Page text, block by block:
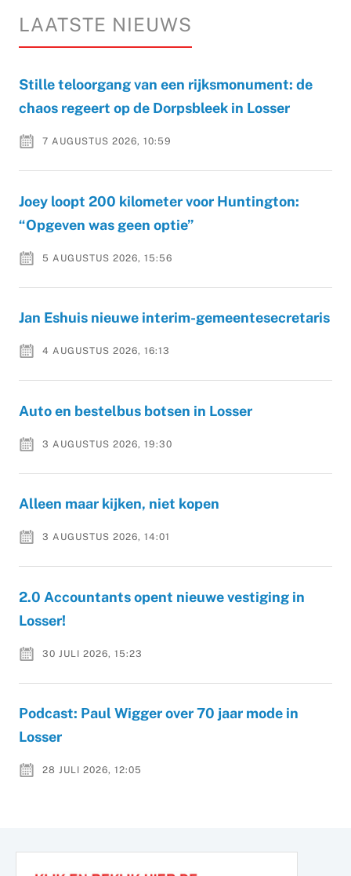
LAATSTE NIEUWS
Stille teloorgang van een rijksmonument: de
chaos regeert op de Dorpsbleek in Losser
7 AUGUSTUS 2026, 10:59
Joey loopt 200 kilometer voor Huntington:
“Opgeven was geen optie”
5 AUGUSTUS 2026, 15:56
Jan Eshuis nieuwe interim-gemeentesecretaris
4 AUGUSTUS 2026, 16:13
Auto en bestelbus botsen in Losser
3 AUGUSTUS 2026, 19:30
Alleen maar kijken, niet kopen
3 AUGUSTUS 2026, 14:01
2.0 Accountants opent nieuwe vestiging in
Losser!
30 JULI 2026, 15:23
Podcast: Paul Wigger over 70 jaar mode in
Losser
28 JULI 2026, 12:05